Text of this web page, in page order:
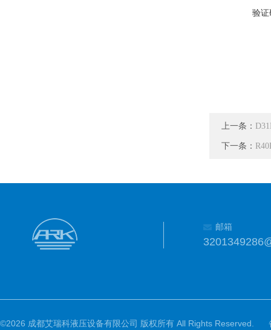
验
上一条：
下一条：
邮箱
©2026 成都艾瑞科液压设备有限公司 版权所有 All Rights Reserved.